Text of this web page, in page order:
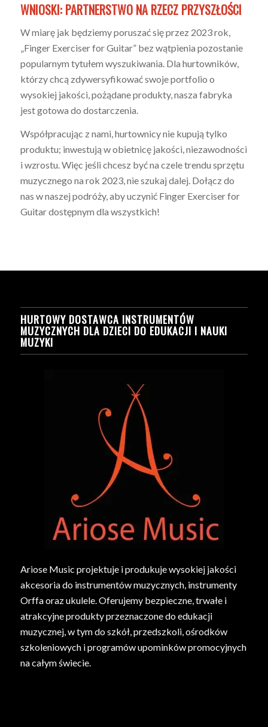
WNIOSKI: PARTNERSTWO NA RZECZ PRZYSZŁOŚCI
W miarę jak będziemy poruszać się przez 2023 rok,
„Finger Exerciser for Guitar” bez wątpienia pozostanie
popularnym tytułem wyszukiwania. Dla hurtowników,
którzy chcą zdywersyfikować swoje portfolio o
wysokiej jakości, pożądane produkty, nasza fabryka
jest gotowa do dostarczenia.
Współpracując z nami, hurtownicy nie kupują tylko
produktu; inwestują w obietnicę jakości, niezawodności
i wzrostu. Więc jeśli chcesz być na czele trendu sprzętu
muzycznego na rok 2023, nie szukaj dalej. Dołącz do
nas w naszej podróży, aby uczynić Finger Exerciser for
Guitar dostępnym dla wszystkich!
HURTOWY DOSTAWCA INSTRUMENTÓW
MUZYCZNYCH DLA DZIECI DO EDUKACJI I NAUKI
MUZYKI
Ariose Music projektuje i produkuje wysokiej jakości
akcesoria do instrumentów muzycznych, instrumenty
Orffa oraz ukulele. Oferujemy bezpieczne, trwałe i
atrakcyjne produkty przeznaczone do edukacji
muzycznej, w tym do szkół, przedszkoli, ośrodków
szkoleniowych i programów upominków promocyjnych
na całym świecie.